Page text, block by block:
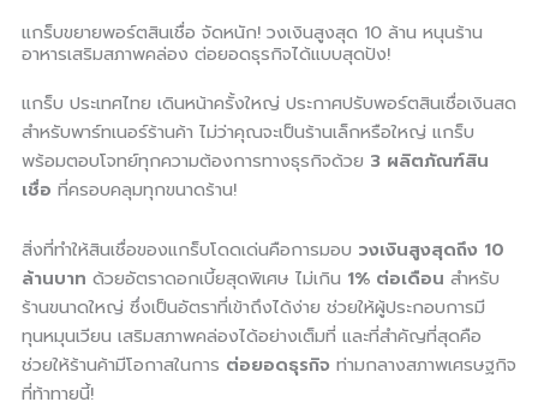
แกร็บขยายพอร์ตสินเชื่อ จัดหนัก! วงเงินสูงสุด 10 ล้าน หนุนร้าน
อาหารเสริมสภาพคล่อง ต่อยอดธุรกิจได้แบบสุดปัง!
แกร็บ ประเทศไทย เดินหน้าครั้งใหญ่ ประกาศปรับพอร์ตสินเชื่อเงินสด
สำหรับพาร์ทเนอร์ร้านค้า ไม่ว่าคุณจะเป็นร้านเล็กหรือใหญ่ แกร็บ
พร้อมตอบโจทย์ทุกความต้องการทางธุรกิจด้วย 3 ผลิตภัณฑ์สิน
เชื่อ ที่ครอบคลุมทุกขนาดร้าน!
สิ่งที่ทำให้สินเชื่อของแกร็บโดดเด่นคือการมอบ วงเงินสูงสุดถึง 10
ล้านบาท ด้วยอัตราดอกเบี้ยสุดพิเศษ ไม่เกิน 1% ต่อเดือน สำหรับ
ร้านขนาดใหญ่ ซึ่งเป็นอัตราที่เข้าถึงได้ง่าย ช่วยให้ผู้ประกอบการมี
ทุนหมุนเวียน เสริมสภาพคล่องได้อย่างเต็มที่ และที่สำคัญที่สุดคือ
ช่วยให้ร้านค้ามีโอกาสในการ ต่อยอดธุรกิจ ท่ามกลางสภาพเศรษฐกิจ
ที่ท้าทายนี้!